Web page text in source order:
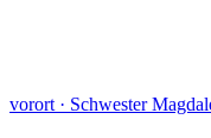
vorort · Schwester